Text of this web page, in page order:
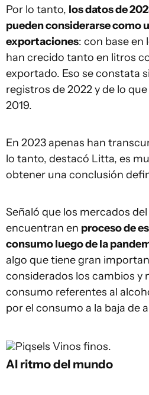
Por lo tanto, los datos de
pueden considerarse como
exportaciones: con base en
han crecido tanto en litros
exportado. Eso se constata
registros de 2022 y de lo
2019.
En 2023 apenas han
lo tanto, destacó Litta, es
obtener una conclusión
Señaló que los mercados
encuentran en proceso de
consumo luego de la
algo que tiene gran
considerados los cambios y
consumo referentes al
por el consumo a la baja de
Piqsels Vinos finos.
Al ritmo del mundo